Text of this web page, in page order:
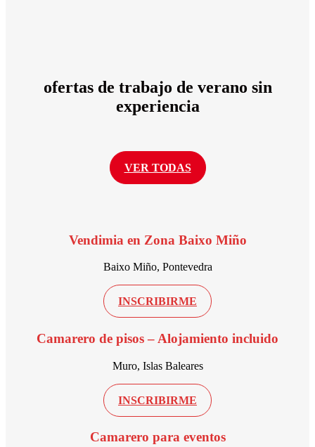
ofertas de trabajo de verano sin
experiencia
VER TODAS
Vendimia en Zona Baixo Miño
Baixo Miño, Pontevedra
INSCRIBIRME
Camarero de pisos – Alojamiento incluido
Muro, Islas Baleares
INSCRIBIRME
Camarero para eventos